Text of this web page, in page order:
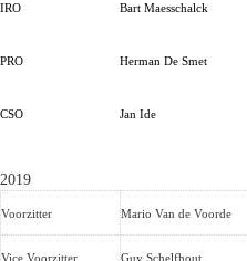
IRO Bart Maesschalck
PRO Herman De Smet
CSO Jan Ide
2019
Voorzitter Mario Van de Voorde
Vice Voorzitter Guy Schelfhout